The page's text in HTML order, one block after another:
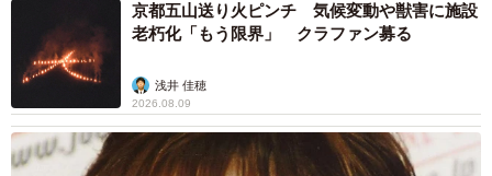
京都五山送り火ピンチ 気候変動や獣害に施設
老朽化「もう限界」 クラファン募る
浅井 佳穂
2026.08.09